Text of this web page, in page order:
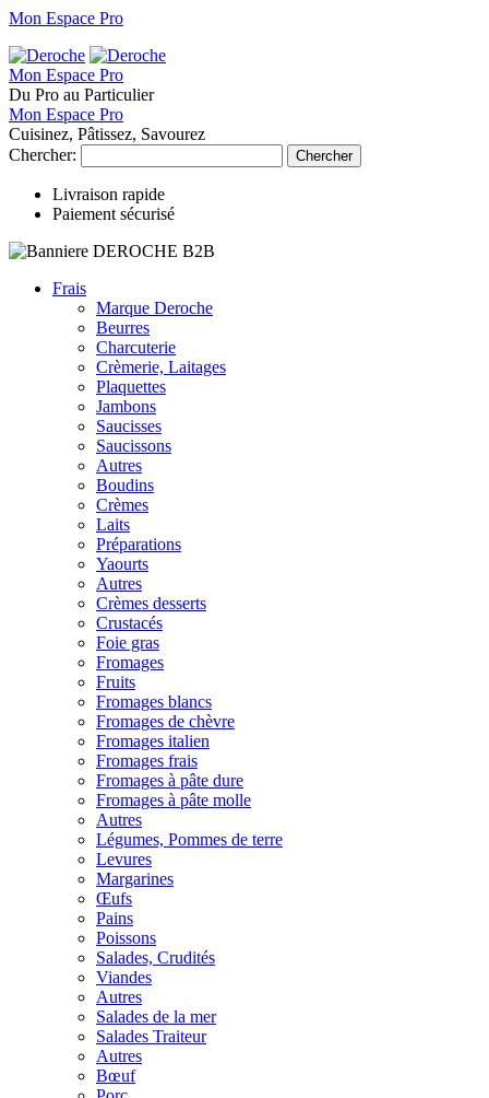
Mon Espace Pro
Mon Espace Pro
Du Pro au Particulier
Mon Espace Pro
Cuisinez, Pâtissez, Savourez
Chercher:
Chercher
Livraison rapide
Paiement sécurisé
Frais
Marque Deroche
Beurres
Charcuterie
Crèmerie, Laitages
Plaquettes
Jambons
Saucisses
Saucissons
Autres
Boudins
Crèmes
Laits
Préparations
Yaourts
Autres
Crèmes desserts
Crustacés
Foie gras
Fromages
Fruits
Fromages blancs
Fromages de chèvre
Fromages italien
Fromages frais
Fromages à pâte dure
Fromages à pâte molle
Autres
Légumes, Pommes de terre
Levures
Margarines
Œufs
Pains
Poissons
Salades, Crudités
Viandes
Autres
Salades de la mer
Salades Traiteur
Autres
Bœuf